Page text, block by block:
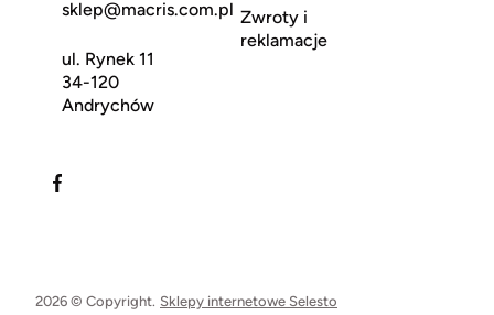
sklep@macris.com.pl
ul. Rynek 11
34-120
Andrychów
Zwroty i
reklamacje
2026 © Copyright. Sklepy internetowe Selesto